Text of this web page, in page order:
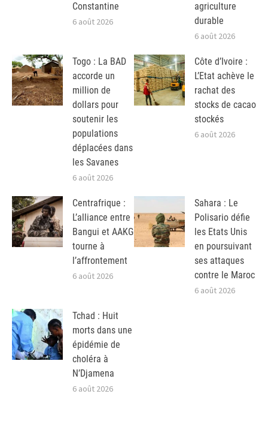
Constantine
6 août 2026
agriculture
durable
6 août 2026
Togo : La BAD
accorde un
million de
dollars pour
soutenir les
populations
déplacées dans
les Savanes
6 août 2026
Côte d’Ivoire :
L’Etat achève le
rachat des
stocks de cacao
stockés
6 août 2026
Centrafrique :
L’alliance entre
Bangui et AAKG
tourne à
l’affrontement
6 août 2026
Sahara : Le
Polisario défie
les Etats Unis
en poursuivant
ses attaques
contre le Maroc
6 août 2026
Tchad : Huit
morts dans une
épidémie de
choléra à
N’Djamena
6 août 2026